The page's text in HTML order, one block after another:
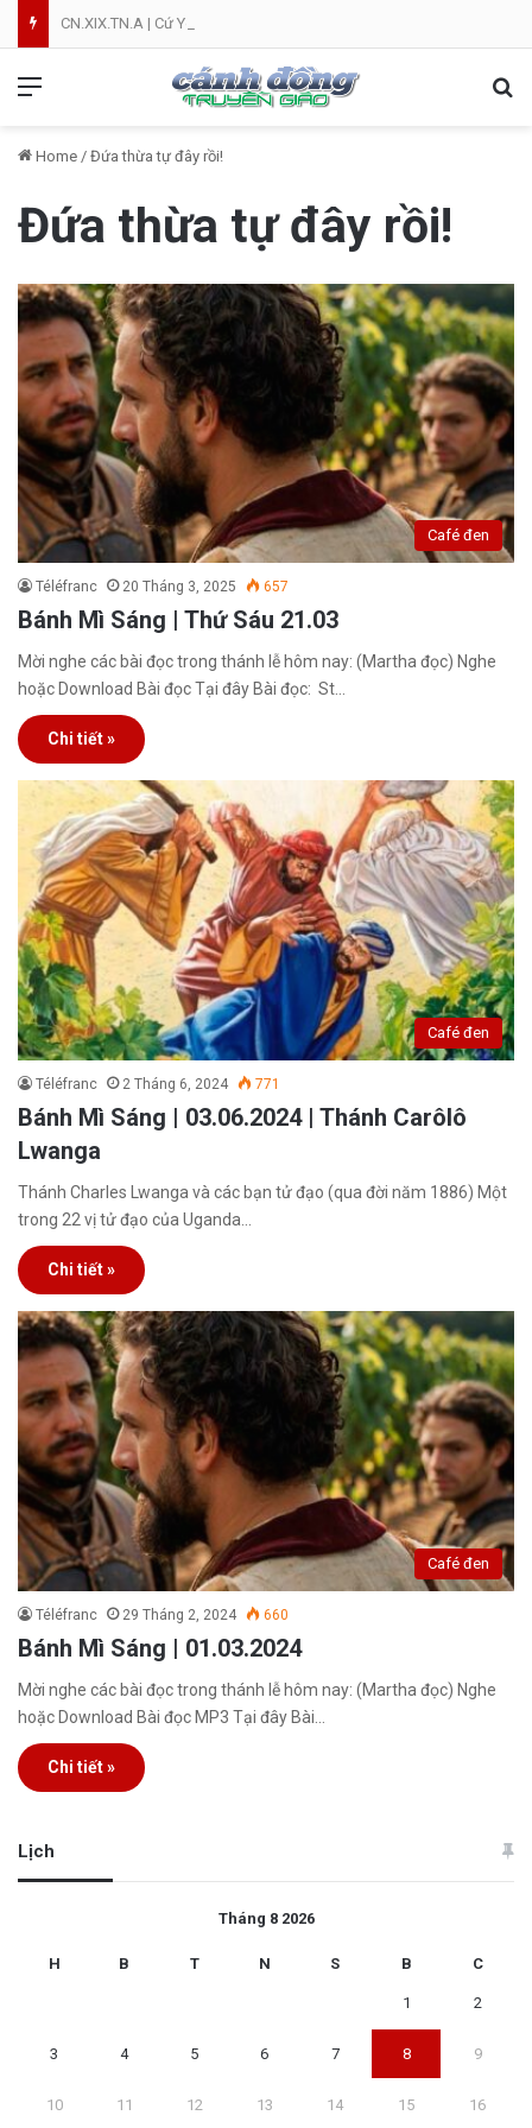
CN.XIX.TN.A | Cứ Yên Tâm | NVT
Home / Đứa thừa tự đây rồi!
Đứa thừa tự đây rồi!
Café đen
Téléfranc 20 Tháng 3, 2025 657
Bánh Mì Sáng | Thứ Sáu 21.03
Mời nghe các bài đọc trong thánh lễ hôm nay: (Martha đọc) Nghe
hoặc Download Bài đọc Tại đây Bài đọc: St…
Chi tiết »
Café đen
Téléfranc 2 Tháng 6, 2024 771
Bánh Mì Sáng | 03.06.2024 | Thánh Carôlô
Lwanga
Thánh Charles Lwanga và các bạn tử đạo (qua đời năm 1886) Một
trong 22 vị tử đạo của Uganda…
Chi tiết »
Café đen
Téléfranc 29 Tháng 2, 2024 660
Bánh Mì Sáng | 01.03.2024
Mời nghe các bài đọc trong thánh lễ hôm nay: (Martha đọc) Nghe
hoặc Download Bài đọc MP3 Tại đây Bài…
Chi tiết »
Lịch
Tháng 8 2026
H B T N S B C
1 2
3 4 5 6 7 8 9
10 11 12 13 14 15 16